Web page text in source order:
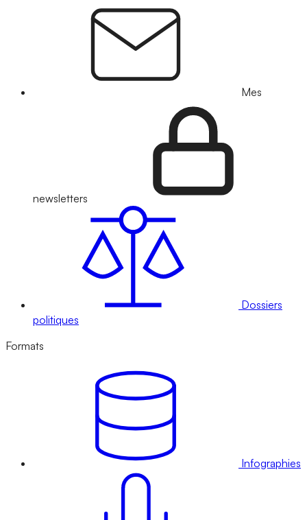
Mes
newsletters
Dossiers
politiques
Formats
Infographies